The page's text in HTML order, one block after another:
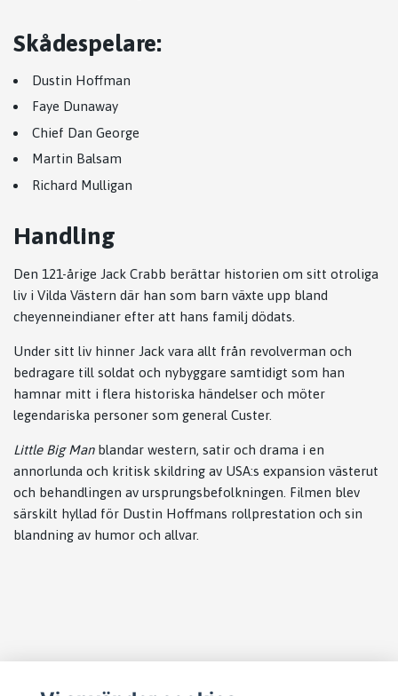
Skådespelare:
Dustin Hoffman
Faye Dunaway
Chief Dan George
Martin Balsam
Richard Mulligan
Handling
Den 121-årige Jack Crabb berättar historien om sitt otroliga
liv i Vilda Västern där han som barn växte upp bland
cheyenneindianer efter att hans familj dödats.
Under sitt liv hinner Jack vara allt från revolverman och
bedragare till soldat och nybyggare samtidigt som han
hamnar mitt i flera historiska händelser och möter
legendariska personer som general Custer.
Little Big Manblandar western, satir och drama i en
annorlunda och kritisk skildring av USA:s expansion västerut
och behandlingen av ursprungsbefolkningen. Filmen blev
särskilt hyllad för Dustin Hoffmans rollprestation och sin
blandning av humor och allvar.